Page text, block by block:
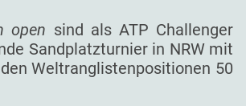
open sind als ATP Challenger
Sandplatzturnier in NRW mit
Weltranglistenpositionen 50